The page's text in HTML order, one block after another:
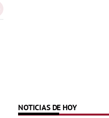
NOTICIAS DE HOY